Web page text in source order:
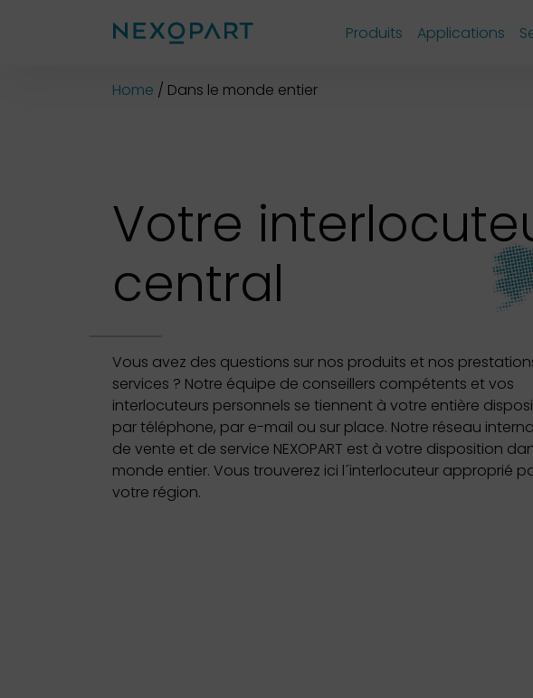
Produits Applications
Home Dans le monde entier
Votre
central
Vous avez des questions sur nos produits et nos
services ? Notre équipe de conseillers compétents et vos
interlocuteurs personnels se tiennent à votre entière
par téléphone, par e-mail ou sur place. Notre réseau
de vente et de service NEXOPART est à votre disposition
monde entier. Vous trouverez ici l´interlocuteur approprié
votre région.